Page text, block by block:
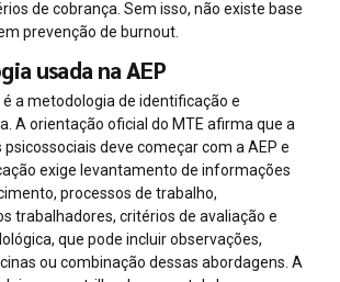
de cobrança. Sem isso, não existe base
prevenção de burnout.
usada na AEP
a metodologia de identificação e
A orientação oficial do MTE afirma que a
deve começar com a AEP e
exige levantamento de informações
processos de trabalho,
trabalhadores, critérios de avaliação e
que pode incluir observações,
ou combinação dessas abordagens. A